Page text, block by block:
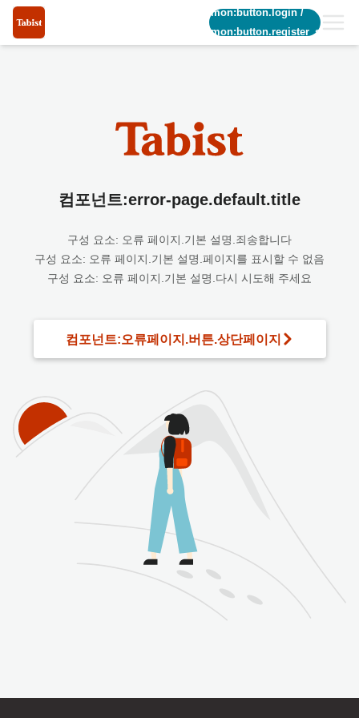
common:button.login/
common:button.register_short
컴포넌트:error-page.default.title
구성 요소: 오류 페이지.기본 설명.죄송합니다
구성 요소: 오류 페이지.기본 설명.페이지를 표시할 수 없음
구성 요소: 오류 페이지.기본 설명.다시 시도해 주세요
컴포넌트:오류페이지.버튼.상단페이지